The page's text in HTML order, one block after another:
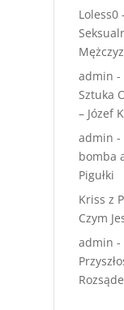
Loless0 -
admin -
Sztuka
– Józef
admin -
bomba
Pigułki
Kriss z
Czym
admin -